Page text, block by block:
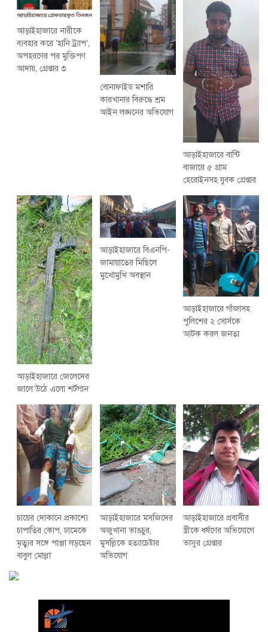
আড়াইহাজারে নারীকে
ব্যবহার করে ‘হানি ট্র্যাপ’,
অপহরণের পর মুক্তিপণ
আদায়, গ্রেপ্তার ৩
বোনাফাইড মশারি
কারখানার বিরুদ্ধে শ্রম
আইন লঙ্ঘনের অভিযোগ
আড়াইহাজারে বান্টি
বাজারে ৫ গ্রাম
হেরোইনসহ যুবক গ্রেপ্তার
আড়াইহাজারে জেলেদের
জালে উঠে এলো শর্টগান
আড়াইহাজারে বিএনপি-
জামায়াতের মিছিলে
মুখোমুখি অবস্থান
আড়াইহাজারে গাঁজাসহ
পুলিশের ২ সোর্সকে
আটক করল জনতা
চায়ের দোকানে প্রকাশ্যে
চাপাতির কোপ, ঢামেকে
মৃত্যুর সঙ্গে পাঞ্জা লড়ছেন
বাবুল মোল্লা
আড়াইহাজারে মস‌জি‌দের
অজুখানা ভাঙচুর,
মুসল্লিকে হত্যাচেষ্টার
অভিযোগ
আড়াইহাজারে প্রবাসীর
স্ত্রীকে ধর্ষণের অভিযোগে
ভাসুর গ্রেপ্তার